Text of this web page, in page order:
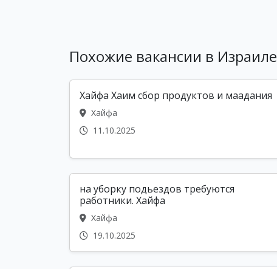
Похожие вакансии в Израиле
Хайфа Хаим сбор продуктов и маадания
Хайфа
11.10.2025
на уборку подьездов требуются
работники. Хайфа
Хайфа
19.10.2025